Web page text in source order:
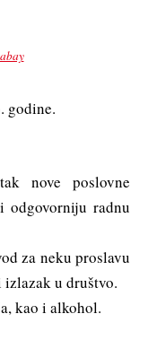
godine.
nove poslovne
odgovorniju radnu
za neku proslavu
izlazak u društvo.
kao i alkohol.